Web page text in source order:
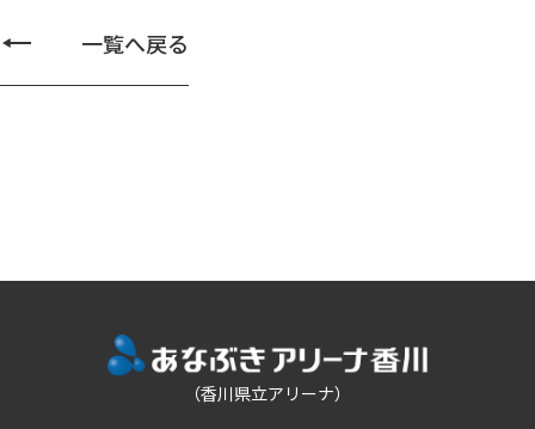
一覧へ戻る
（香川県立アリーナ）